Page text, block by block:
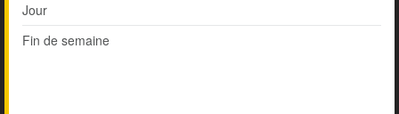
Jour
Fin de semaine